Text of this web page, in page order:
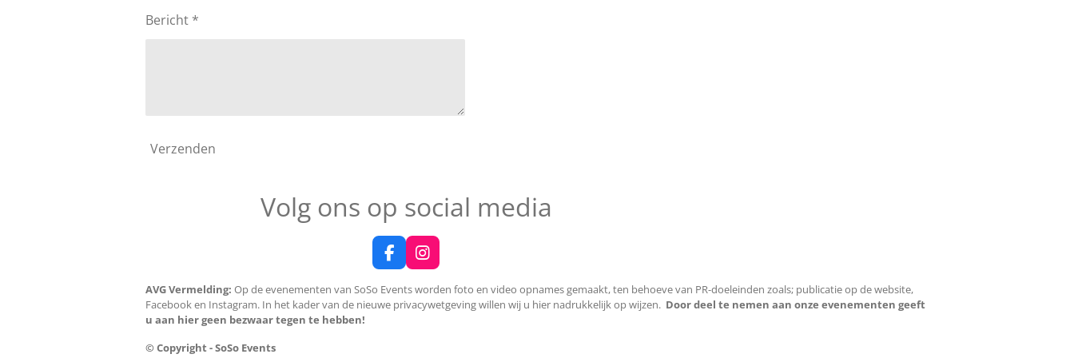
Bericht *
Verzenden
Volg ons op social media
F
a
c
e
I
n
s
t
AVG Vermelding: Op de evenementen van SoSo Events worden foto en video opnames gemaakt, ten behoeve van PR-doeleinden zoals; publicatie op de website,
Facebook en Instagram. In het kader van de nieuwe privacywetgeving willen wij u hier nadrukkelijk op wijzen. Door deel te nemen aan onze evenementen geeft
u aan hier geen bezwaar tegen te hebben!
© Copyright - SoSo Events